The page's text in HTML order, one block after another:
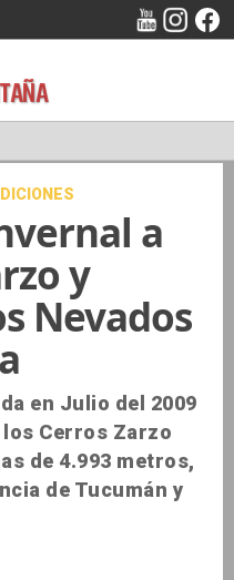
a
y
Nevados
en Julio del 2009
los Cerros Zarzo
de 4.993 metros,
de Tucumán y